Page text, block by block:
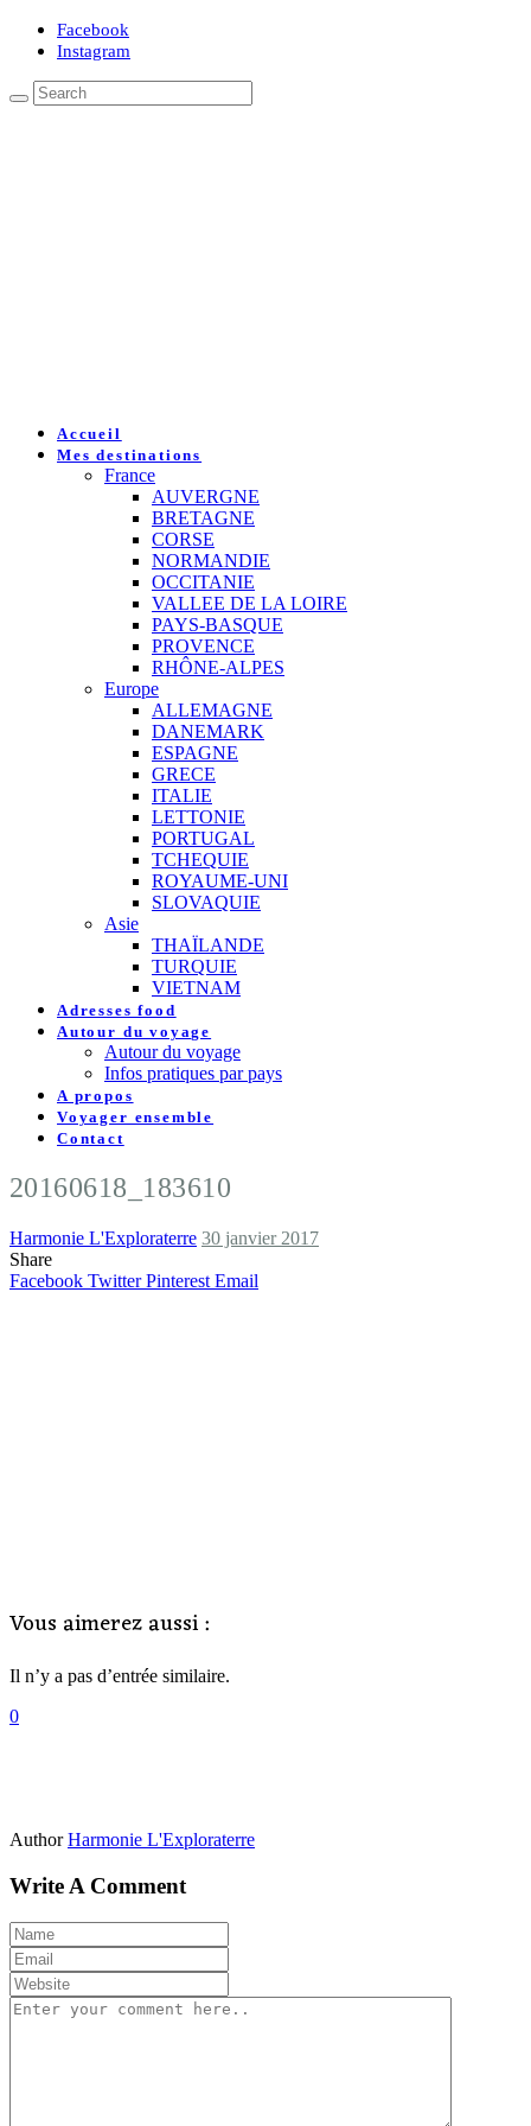
Facebook
Instagram
Accueil
Mes destinations
France
AUVERGNE
BRETAGNE
CORSE
NORMANDIE
OCCITANIE
VALLEE DE LA LOIRE
PAYS-BASQUE
PROVENCE
RHÔNE-ALPES
Europe
ALLEMAGNE
DANEMARK
ESPAGNE
GRECE
ITALIE
LETTONIE
PORTUGAL
TCHEQUIE
ROYAUME-UNI
SLOVAQUIE
Asie
THAÏLANDE
TURQUIE
VIETNAM
Adresses food
Autour du voyage
Autour du voyage
Infos pratiques par pays
A propos
Voyager ensemble
Contact
20160618_183610
Harmonie L'Exploraterre 30 janvier 2017
Share
Facebook Twitter Pinterest Email
Vous aimerez aussi :
Il n’y a pas d’entrée similaire.
0
Author Harmonie L'Exploraterre
Write A Comment